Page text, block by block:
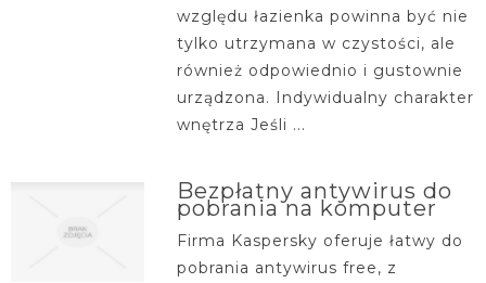
względu łazienka powinna być nie
tylko utrzymana w czystości, ale
również odpowiednio i gustownie
urządzona. Indywidualny charakter
wnętrza Jeśli ...
Bezpłatny antywirus do
pobrania na komputer
Firma Kaspersky oferuje łatwy do
pobrania antywirus free, z